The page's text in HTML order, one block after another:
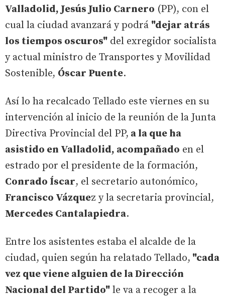
Valladolid, Jesús Julio Carnero (PP), con el
cual la ciudad avanzará y podrá "dejar atrás
los tiempos oscuros" del exregidor socialista
y actual ministro de Transportes y Movilidad
Sostenible, Óscar Puente.
Así lo ha recalcado Tellado este viernes en su
intervención al inicio de la reunión de la Junta
Directiva Provincial del PP, a la que ha
asistido en Valladolid, acompañado en el
estrado por el presidente de la formación,
Conrado Íscar, el secretario autonómico,
Francisco Vázquez y la secretaria provincial,
Mercedes Cantalapiedra.
Entre los asistentes estaba el alcalde de la
ciudad, quien según ha relatado Tellado, "cada
vez que viene alguien de la Dirección
Nacional del Partido" le va a recoger a la